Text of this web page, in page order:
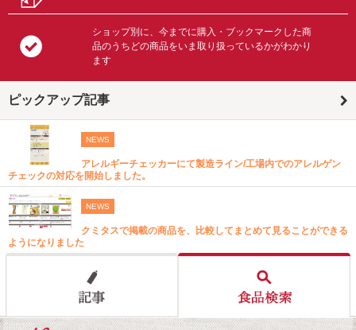
ショップ別に、今までに購入・ブックマークした商
品のうちどの商品をいま取り扱っているかがわかり
ます
ピックアップ記事
NEWS
アレルギーチェッカーにて製造ライン/工場内でのアレルゲン
チェックの対応を開始しました。
NEWS
クミタスで掲載の商品を、比較してまとめて見ることができる
ようになりました